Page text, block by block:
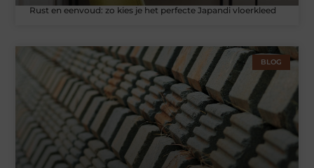
Rust en eenvoud: zo kies je het perfecte Japandi vloerkleed
BLOG